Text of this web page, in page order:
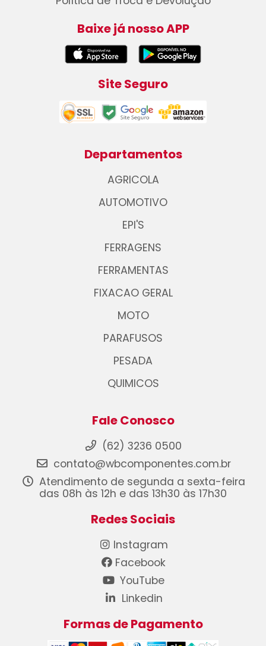
Baixe já nosso APP
Site Seguro
Departamentos
AGRICOLA
AUTOMOTIVO
EPI'S
FERRAGENS
FERRAMENTAS
FIXACAO GERAL
MOTO
PARAFUSOS
PESADA
QUIMICOS
Fale Conosco
(62) 3236 0500
contato@wbcomponentes.com.br
Atendimento de segunda a sexta-feira
das 08h às 12h e das 13h30 às 17h30
Redes Sociais
Instagram
Facebook
YouTube
Linkedin
Formas de Pagamento